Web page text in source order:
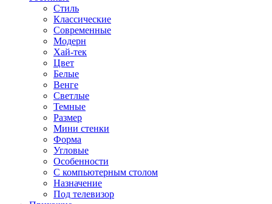
Стиль
Классические
Современные
Модерн
Хай-тек
Цвет
Белые
Венге
Светлые
Темные
Размер
Мини стенки
Форма
Угловые
Особенности
С компьютерным столом
Назначение
Под телевизор